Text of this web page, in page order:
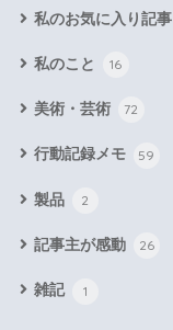
私のお気に入り記事
私のこと 16
美術・芸術 72
行動記録メモ 59
製品 2
記事主が感動 26
雑記 1